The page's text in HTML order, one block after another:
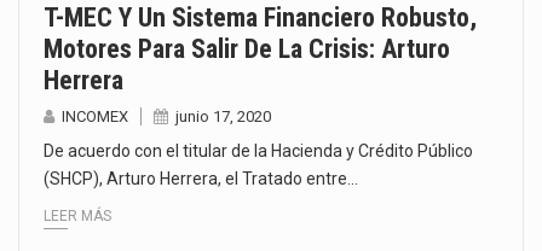
T-MEC Y Un Sistema Financiero Robusto,
Motores Para Salir De La Crisis: Arturo
Herrera
INCOMEX junio 17, 2020
De acuerdo con el titular de la Hacienda y Crédito Público
(SHCP), Arturo Herrera, el Tratado entre…
LEER MÁS